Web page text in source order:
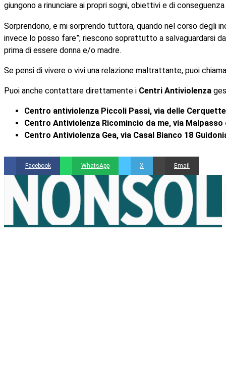
giungono a rinunciare ai propri sogni, obiettivi e di
Sorprendono, e mi sorprendo tuttora, quando nel corso degli
invece lo posso fare”; riescono soprattutto a salvaguardarsi
prima di essere donna e/o madre.
Se pensi di vivere o vivi una relazione maltrattante, puoi
Puoi anche contattare direttamente i Centri Antiviolenza
Centro antiviolenza Piccoli Passi, via delle
Centro Antiviolenza Ricomincio da me, via
Centro Antiviolenza Gea, via Casal Bianco 18
Facebook WhatsApp X Email